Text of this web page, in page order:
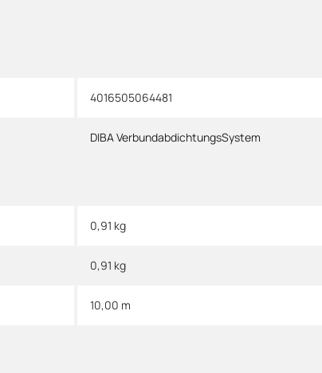
4016505064481
DIBA VerbundabdichtungsSystem
0,91 kg
0,91 kg
10,00 m